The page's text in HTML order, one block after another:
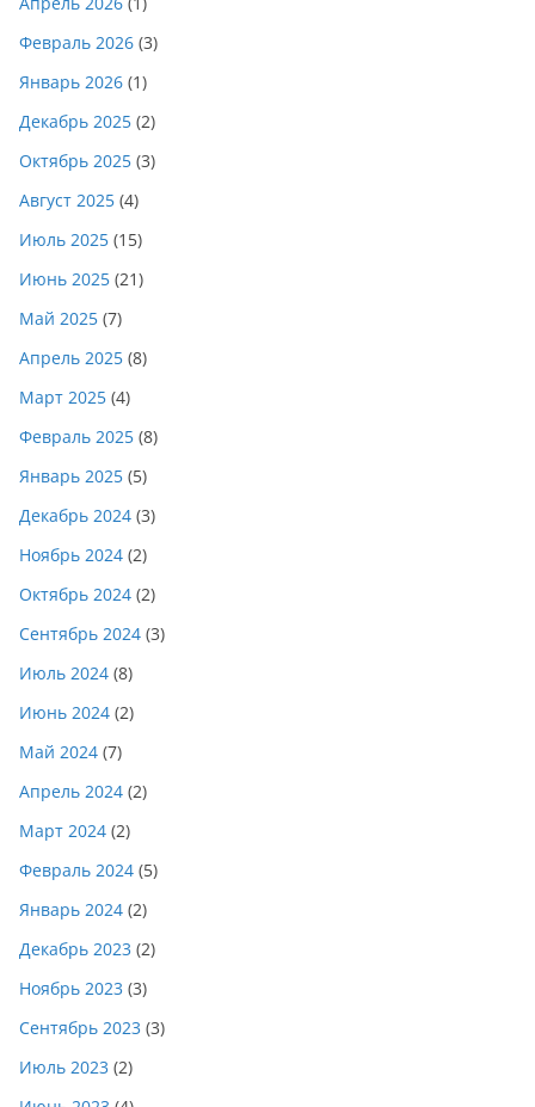
Февраль 2026 (3)
Январь 2026 (1)
Декабрь 2025 (2)
Октябрь 2025 (3)
Август 2025 (4)
Июль 2025 (15)
Июнь 2025 (21)
Май 2025 (7)
Апрель 2025 (8)
Март 2025 (4)
Февраль 2025 (8)
Январь 2025 (5)
Декабрь 2024 (3)
Ноябрь 2024 (2)
Октябрь 2024 (2)
Сентябрь 2024 (3)
Июль 2024 (8)
Июнь 2024 (2)
Май 2024 (7)
Апрель 2024 (2)
Март 2024 (2)
Февраль 2024 (5)
Январь 2024 (2)
Декабрь 2023 (2)
Ноябрь 2023 (3)
Сентябрь 2023 (3)
Июль 2023 (2)